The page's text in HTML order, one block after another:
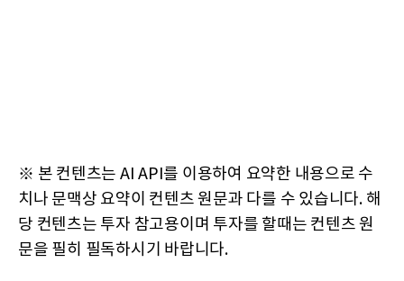
※ 본 컨텐츠는 AI API를 이용하여 요약한 내용으로 수
치나 문맥상 요약이 컨텐츠 원문과 다를 수 있습니다. 해
당 컨텐츠는 투자 참고용이며 투자를 할때는 컨텐츠 원
문을 필히 필독하시기 바랍니다.